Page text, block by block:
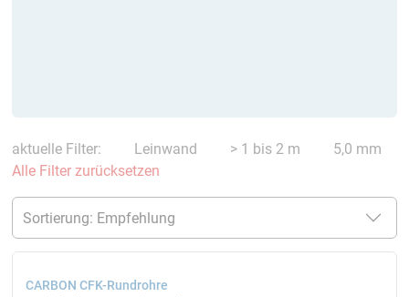
aktuelle Filter: Leinwand > 1 bis 2 m
5,0 mm
Alle Filter zurücksetzen
CARBON CFK-Rundrohre